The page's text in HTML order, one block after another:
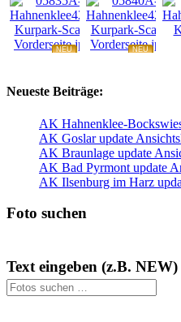
NEU
NEU
Neueste Beiträge:
AK Hahnenklee-
AK Goslar update
AK Braunlage update
AK Bad Pyrmont update
AK Ilsenburg im Harz
Foto suchen
Text eingeben (z.B. NEW)